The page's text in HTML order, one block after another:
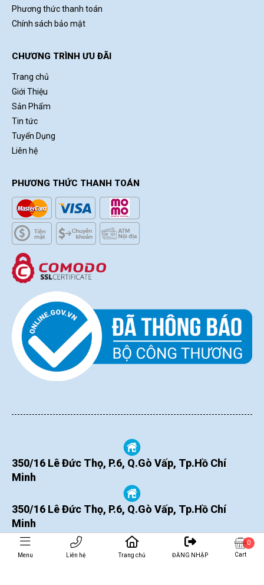
Menu Liên hệ Trang chủ ĐĂNG NHẬP
0
Cart
Phương thức thanh toán
Chính sách bảo mật
CHƯƠNG TRÌNH ƯU ĐÃI
Trang chủ
Giới Thiệu
Sản Phẩm
Tin tức
Tuyển Dụng
Liên hệ
PHƯƠNG THỨC THANH TOÁN
350/16 Lê Đức Thọ, P.6, Q.Gò Vấp, Tp.Hồ Chí
Minh
350/16 Lê Đức Thọ, P.6, Q.Gò Vấp, Tp.Hồ Chí
Minh